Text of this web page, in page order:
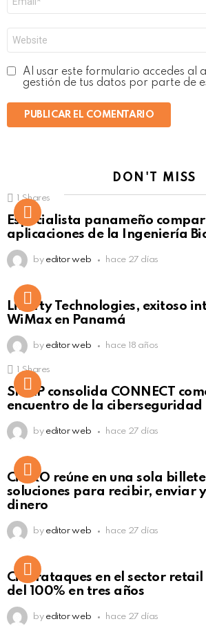
electrónico
*
Al usar este formulario accedes al
gestión de tus datos por parte de
DON'T MISS
Click to view this post
Shares
Especialista panameño
aplicaciones de la Ingeniería
by editor web hace 27 días
Liberty Technologies, exitoso
WiMax en Panamá
by editor web hace 18 años
Click to view this post
Shares
SISAP consolida CONNECT
encuentro de la ciberseguridad
by editor web hace 27 días
Not Safe For Work
Click to view this post
CiNKO reúne en una sola
soluciones para recibir, enviar
dinero
by editor web hace 27 días
Ciberataques en el sector
del 100% en tres años
by editor web hace 27 días